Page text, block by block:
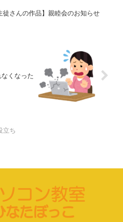
徒さんの作品】親睦会のお知らせ
くなった
立ち